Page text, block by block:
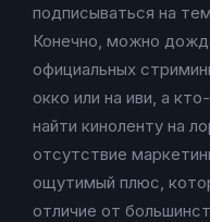
подписываться на
Конечно, можно
официальных
окко или на иви, а
найти киноленту на
отсутствие
ощутимый плюс,
отличие от